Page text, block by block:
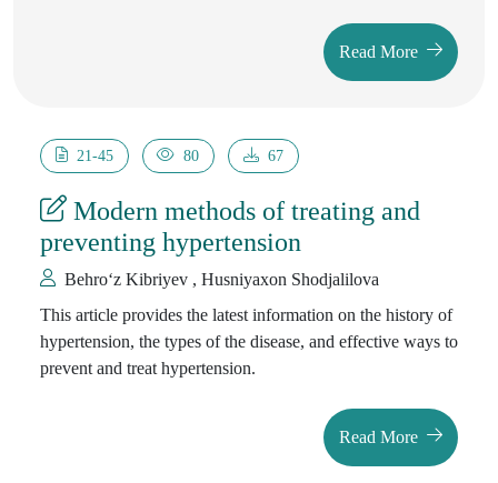
axloqqa salbiy ta'siri kabi kamchiliklar tahlil qilinadi.
Misollar va real hayotiy dalillar asosida zamonaviy axloqiy
zarurligi ta'kidlanadi. Mavzu hozirgi jamiyatda axloqiy
me'yorlarning ahamiyatini oshirish uchun dolzarb
ahamiyatga ega.
Read More
21-45 80 67
Modern methods of treating and
preventing hypertension
Behro‘z Kibriyev , Husniyaxon Shodjalilova
This article provides the latest information on the history of
hypertension, the types of the disease, and effective ways to
prevent and treat hypertension.
Read More